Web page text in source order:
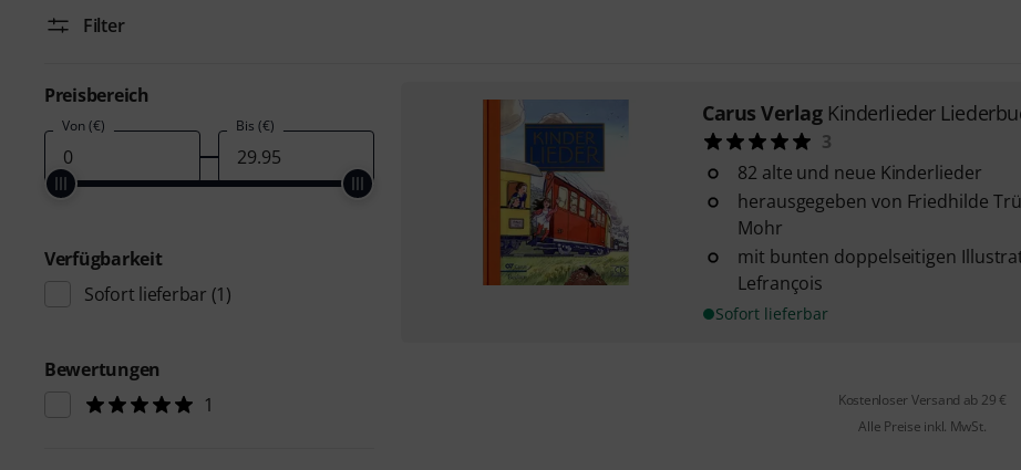
Filter
Preisbereich
Von (€) Bis (€)
Verfügbarkeit
Sofort lieferbar (1)
Bewertungen
1
Carus Verlag Kinderlieder
3
82 alte und neue Kinderlieder
herausgegeben von Friedhilde
Mohr
mit bunten doppelseitigen
Lefrançois
Sofort lieferbar
Kostenloser Versand ab 29 €
Alle Preise inkl. MwSt.